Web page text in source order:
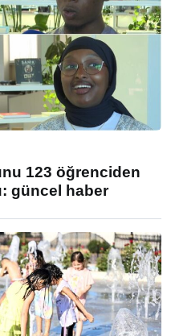
123 öğrenciden
güncel haber